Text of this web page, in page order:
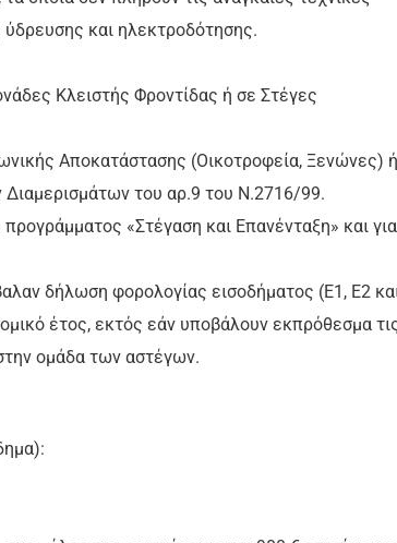
ύδρευσης και ηλεκτροδότησης.
Κλειστής Φροντίδας ή σε Στέγες
Αποκατάστασης (Οικοτροφεία, Ξενώνες) ή
του αρ.9 του Ν.2716/99.
«Στέγαση και Επανένταξη» και για
δήλωση φορολογίας εισοδήματος (Ε1, Ε2
έτος, εκτός εάν υποβάλουν εκπρόθεσμα
ομάδα των αστέγων.